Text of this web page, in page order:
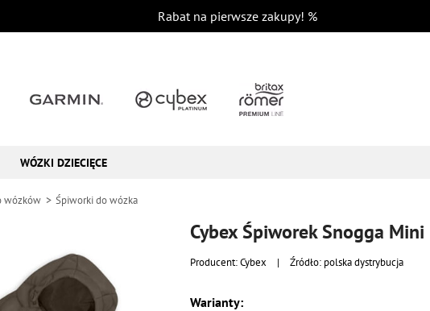
Rabat na pierwsze zakupy! %
WÓZKI DZIECIĘCE
wózków Śpiworki do wózka
Cybex Śpiworek Snogga Mini
Producent:Cybex | Źródło: polska dystrybucja
Warianty: